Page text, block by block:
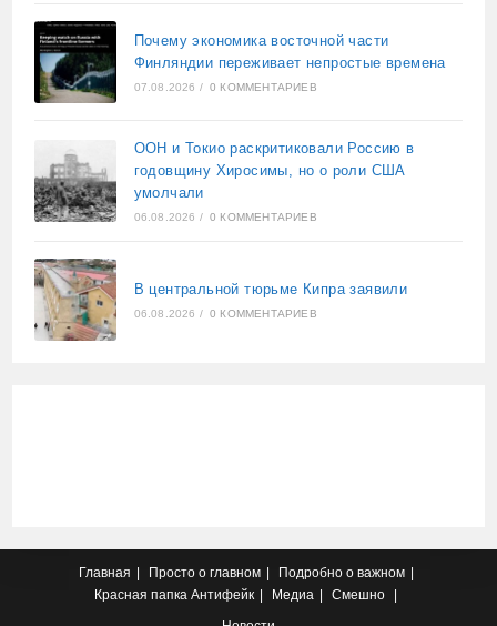
Почему экономика восточной части
Финляндии переживает непростые времена
07.08.2026 / 0 КОММЕНТАРИЕВ
ООН и Токио раскритиковали Россию в
годовщину Хиросимы, но о роли США
умолчали
06.08.2026 / 0 КОММЕНТАРИЕВ
В центральной тюрьме Кипра заявили
06.08.2026 / 0 КОММЕНТАРИЕВ
Главная Просто о главном
Подробно о важном
Красная папка Антифейк Медиа
Смешно